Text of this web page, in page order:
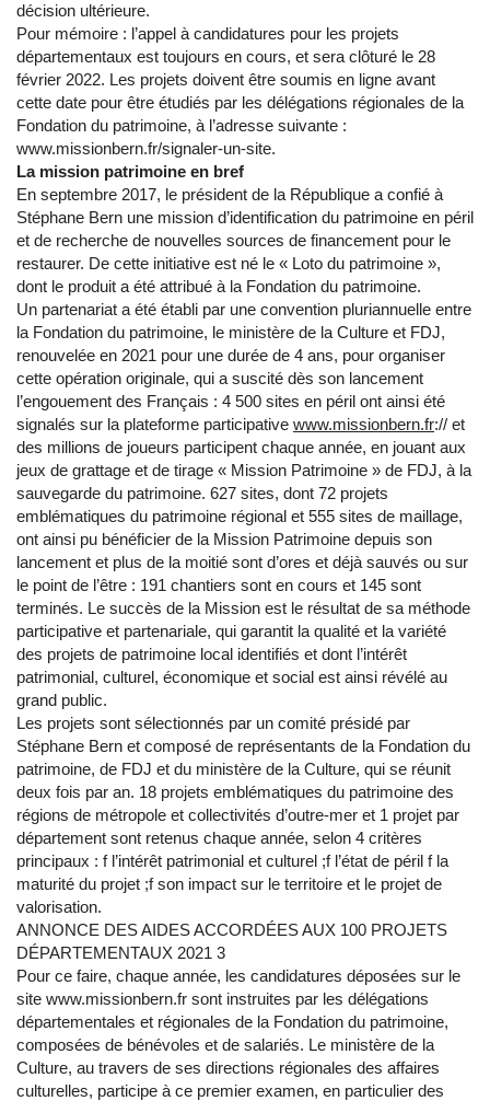
décision ultérieure.
Pour mémoire : l’appel à candidatures pour les projets
départementaux est toujours en cours, et sera clôturé le 28
février 2022. Les projets doivent être soumis en ligne avant
cette date pour être étudiés par les délégations régionales de la
Fondation du patrimoine, à l’adresse suivante :
www.missionbern.fr/signaler-un-site.
La mission patrimoine en bref
En septembre 2017, le président de la République a confié à
Stéphane Bern une mission d’identification du patrimoine en péril
et de recherche de nouvelles sources de financement pour le
restaurer. De cette initiative est né le « Loto du patrimoine »,
dont le produit a été attribué à la Fondation du patrimoine.
Un partenariat a été établi par une convention pluriannuelle entre
la Fondation du patrimoine, le ministère de la Culture et FDJ,
renouvelée en 2021 pour une durée de 4 ans, pour organiser
cette opération originale, qui a suscité dès son lancement
l’engouement des Français : 4 500 sites en péril ont ainsi été
signalés sur la plateforme participative www.missionbern.fr:// et
des millions de joueurs participent chaque année, en jouant aux
jeux de grattage et de tirage « Mission Patrimoine » de FDJ, à la
sauvegarde du patrimoine. 627 sites, dont 72 projets
emblématiques du patrimoine régional et 555 sites de maillage,
ont ainsi pu bénéficier de la Mission Patrimoine depuis son
lancement et plus de la moitié sont d’ores et déjà sauvés ou sur
le point de l’être : 191 chantiers sont en cours et 145 sont
terminés. Le succès de la Mission est le résultat de sa méthode
participative et partenariale, qui garantit la qualité et la variété
des projets de patrimoine local identifiés et dont l’intérêt
patrimonial, culturel, économique et social est ainsi révélé au
grand public.
Les projets sont sélectionnés par un comité présidé par
Stéphane Bern et composé de représentants de la Fondation du
patrimoine, de FDJ et du ministère de la Culture, qui se réunit
deux fois par an. 18 projets emblématiques du patrimoine des
régions de métropole et collectivités d’outre-mer et 1 projet par
département sont retenus chaque année, selon 4 critères
principaux : f l’intérêt patrimonial et culturel ;f l’état de péril f la
maturité du projet ;f son impact sur le territoire et le projet de
valorisation.
ANNONCE DES AIDES ACCORDÉES AUX 100 PROJETS
DÉPARTEMENTAUX 2021 3
Pour ce faire, chaque année, les candidatures déposées sur le
site www.missionbern.fr sont instruites par les délégations
départementales et régionales de la Fondation du patrimoine,
composées de bénévoles et de salariés. Le ministère de la
Culture, au travers de ses directions régionales des affaires
culturelles, participe à ce premier examen, en particulier des